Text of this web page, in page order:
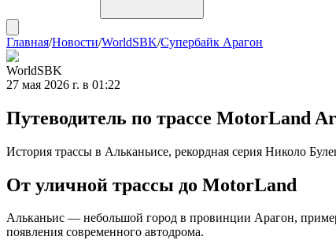
Главная/Новости/WorldSBK/Супербайк Арагон
WorldSBK
27 мая 2026 г. в 01:22
Путеводитель по трассе MotorLand
История трассы в Альканьисе, рекордная серия Николо
От уличной трассы до MotorLand
Альканьис — небольшой город в провинции Арагон,
появления современного автодрома.